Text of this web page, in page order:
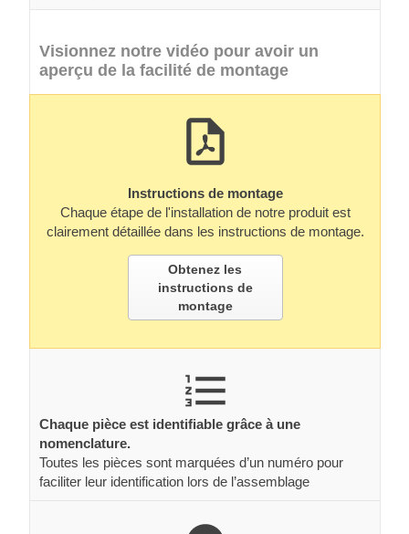
Visionnez notre vidéo pour avoir un
aperçu de la facilité de montage
Instructions de montage
Chaque étape de l'installation de notre produit est
clairement détaillée dans les instructions de montage.
Obtenez les
instructions de
montage
Chaque pièce est identifiable grâce à une
nomenclature.
Toutes les pièces sont marquées d’un numéro pour
faciliter leur identification lors de l’assemblage